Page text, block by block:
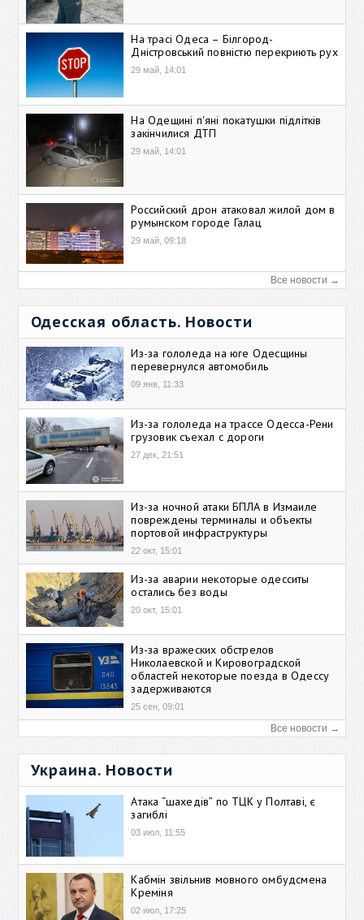
На трасі Одеса – Білгород-
Дністровський повністю перекриють рух
29 май, 14:01
На Одещині п'яні покатушки підлітків
закінчилися ДТП
29 май, 14:01
Российский дрон атаковал жилой дом в
румынском городе Галац
29 май, 09:18
Все новости →
Одесская область. Новости
Из-за гололеда на юге Одесщины
перевернулся автомобиль
09 янв, 11:33
Из-за гололеда на трассе Одесса-Рени
грузовик съехал с дороги
27 дек, 21:51
Из-за ночной атаки БПЛА в Измаиле
повреждены терминалы и объекты
портовой инфраструктуры
22 окт, 15:01
Из-за аварии некоторые одесситы
остались без воды
20 окт, 15:01
Из-за вражеских обстрелов
Николаевской и Кировоградской
областей некоторые поезда в Одессу
задерживаются
25 сен, 09:01
Все новости →
Украина. Новости
Атака “шахедів” по ТЦК у Полтаві, є
загиблі
03 июл, 11:55
Кабмін звільнив мовного омбудсмена
Креміня
02 июл, 17:25